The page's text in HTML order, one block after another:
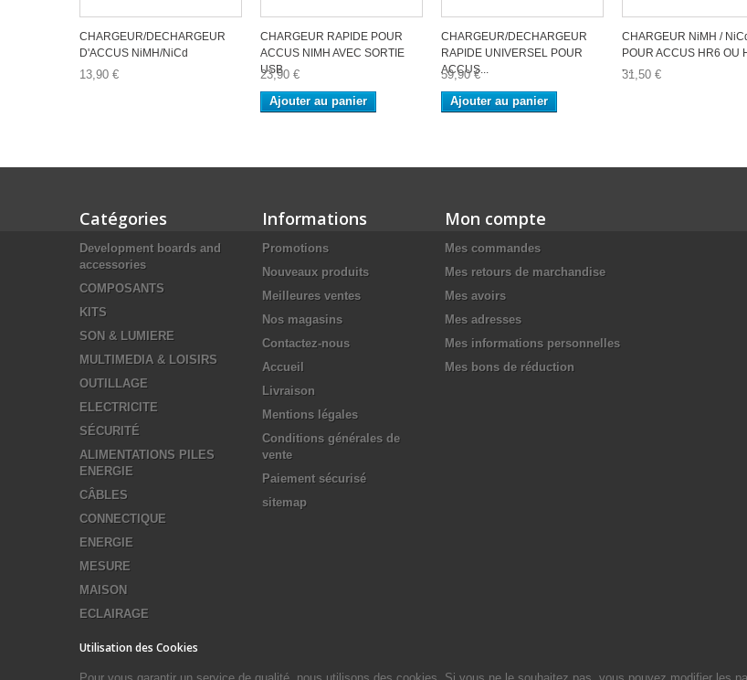
CHARGEUR/DECHARGEUR
D'ACCUS NiMH/NiCd
13,90 €
CHARGEUR RAPIDE POUR
ACCUS NIMH AVEC SORTIE
USB
23,90 €
Ajouter au panier
CHARGEUR/DECHARGEUR
RAPIDE UNIVERSEL POUR
ACCUS...
59,90 €
Ajouter au panier
CHARGEUR NiMH /
POUR ACCUS HR6 OU
-...
31,50 €
Catégories
Development boards and
accessories
COMPOSANTS
KITS
SON & LUMIERE
MULTIMEDIA & LOISIRS
OUTILLAGE
ELECTRICITE
SÉCURITÉ
ALIMENTATIONS PILES
ENERGIE
CÂBLES
CONNECTIQUE
ENERGIE
MESURE
MAISON
ECLAIRAGE
Informations
Promotions
Nouveaux produits
Meilleures ventes
Nos magasins
Contactez-nous
Accueil
Livraison
Mentions légales
Conditions générales de
vente
Paiement sécurisé
sitemap
Mon compte
Mes commandes
Mes retours de marchandise
Mes avoirs
Mes adresses
Mes informations personnelles
Mes bons de réduction
Utilisation des Cookies